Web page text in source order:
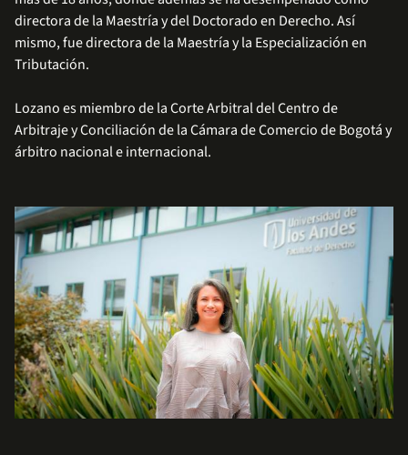
directora de la Maestría y del Doctorado en Derecho. Así
mismo, fue directora de la Maestría y la Especialización en
Tributación.
Lozano es miembro de la Corte Arbitral del Centro de
Arbitraje y Conciliación de la Cámara de Comercio de Bogotá y
árbitro nacional e internacional.